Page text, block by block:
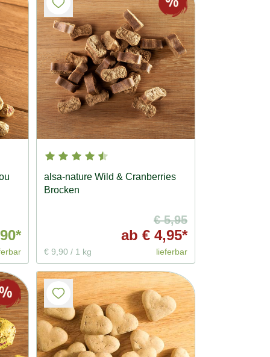
alsa-nature Wild & Cranberries
Brocken
€ 5,95
ab € 4,95*
€ 9,90 / 1 kg lieferbar